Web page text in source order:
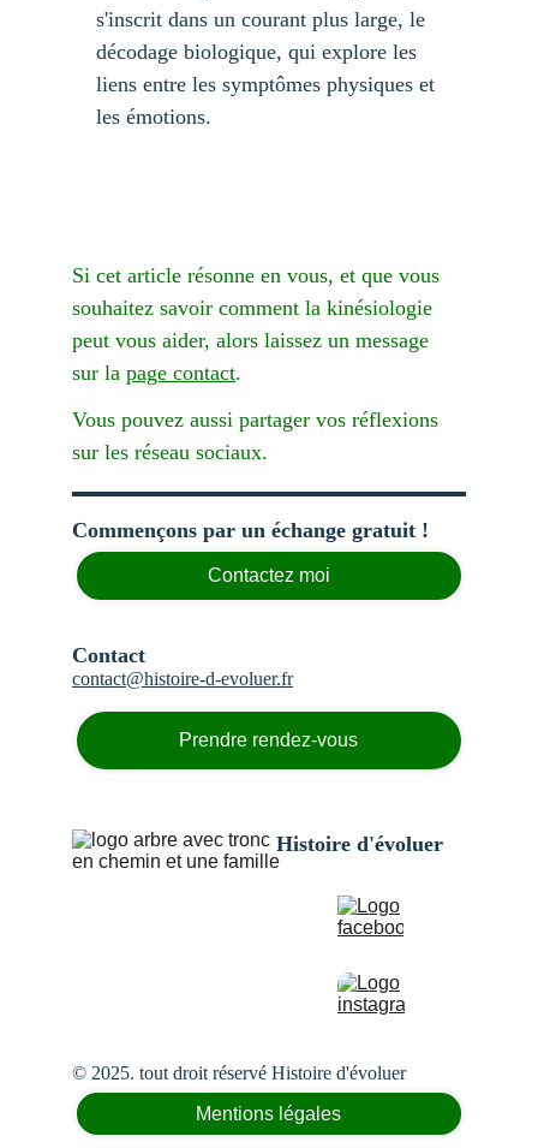
s'inscrit dans un courant plus large, le
décodage biologique, qui explore les
liens entre les symptômes physiques et
les émotions.
Vous pouvez aussi partager vos réflexions
sur les réseau sociaux.
Si cet article résonne en vous, et que vous
souhaitez savoir comment la kinésiologie
peut vous aider, alors laissez un message
sur la page contact.
Histoire d'évoluer
Contact
contact@histoire-d-evoluer.fr
© 2025. tout droit réservé Histoire d'évoluer
Contactez moi
Mentions légales
Commençons par un échange gratuit !
Prendre rendez-vous